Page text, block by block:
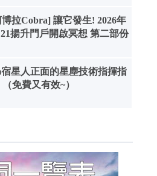
拉Cobra] 讓它發生! 2026年
揚升門戶開啟冥想 第二部份
星人正面的星塵技術指揮指
免費又有效~）